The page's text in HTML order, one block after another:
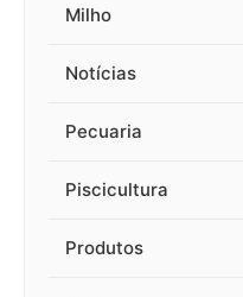
Milho
Notícias
Pecuaria
Piscicultura
Produtos